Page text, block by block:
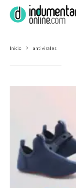
Inicio antivirales